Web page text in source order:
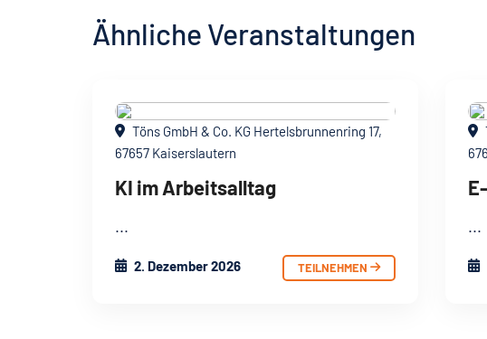
Ähnliche Veranstaltungen
Töns GmbH & Co. KG Hertelsbrunnenring 17,
67657 Kaiserslautern
KI im Arbeitsalltag
2. Dezember 2026 TEILNEHMEN